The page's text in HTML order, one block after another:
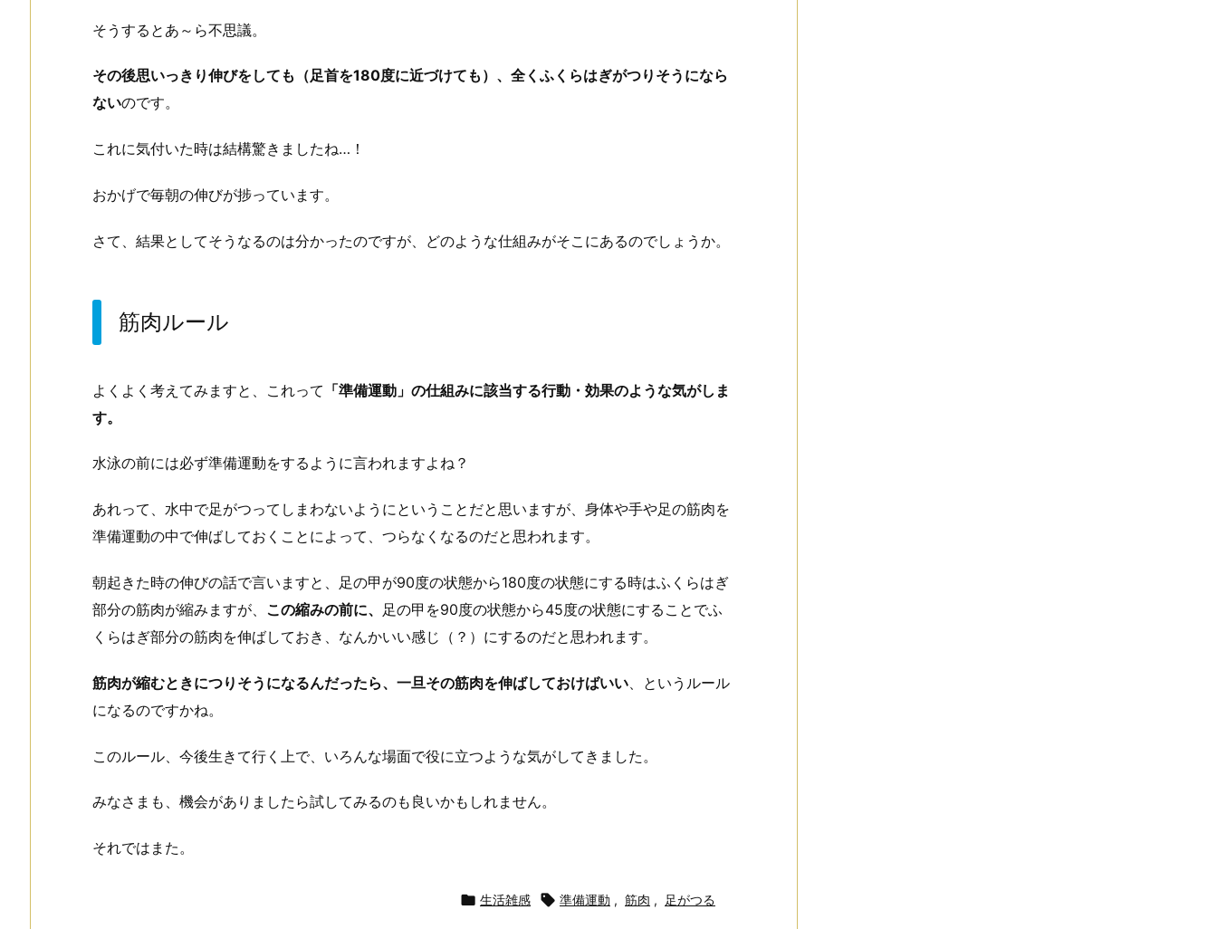
そうするとあ～ら不思議。
その後思いっきり伸びをしても（足首を180度に近づけても）、全くふくらはぎがつりそうになら
ないのです。
これに気付いた時は結構驚きましたね…！
おかげで毎朝の伸びが捗っています。
さて、結果としてそうなるのは分かったのですが、どのような仕組みがそこにあるのでしょうか。
筋肉ルール
よくよく考えてみますと、これって 「準備運動」の仕組みに該当する行動・効果のような気がしま
す。
水泳の前には必ず準備運動をするように言われますよね？
あれって、水中で足がつってしまわないようにということだと思いますが、身体や手や足の筋肉を
準備運動の中で伸ばしておくことによって、つらなくなるのだと思われます。
朝起きた時の伸びの話で言いますと、足の甲が90度の状態から180度の状態にする時はふくらはぎ
部分の筋肉が縮みますが、 この縮みの前に、 足の甲を90度の状態から45度の状態にすることでふ
くらはぎ部分の筋肉を伸ばしておき、なんかいい感じ（？）にするのだと思われます。
筋肉が縮むときにつりそうになるんだったら、一旦その筋肉を伸ばしておけばいい 、というルール
になるのですかね。
このルール、今後生きて行く上で、いろんな場面で役に立つような気がしてきました。
みなさまも、機会がありましたら試してみるのも良いかもしれません。
それではまた。
 生活雑感  準備運動 , 筋肉 , 足がつる